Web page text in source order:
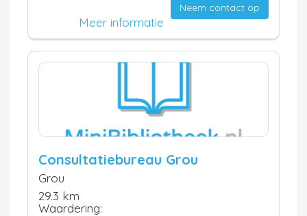
Neem contact op
Meer informatie
Consultatiebureau Grou
Grou
29.3 km
Waardering: